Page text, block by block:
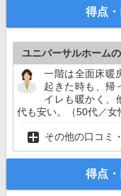
得点
ユニバーサルホーム
一階は全面床暖
起きた時も、帰
イレも暖かく、
代も安い。（50代／女
その他の口コミ
得点